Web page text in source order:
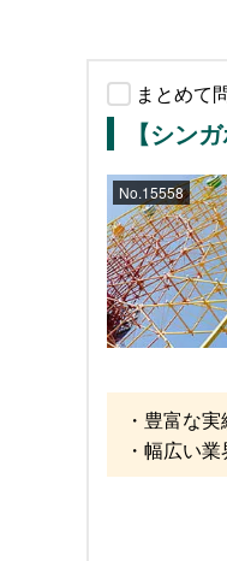
まとめて
【シン
No.15558
・豊富な
・幅広い